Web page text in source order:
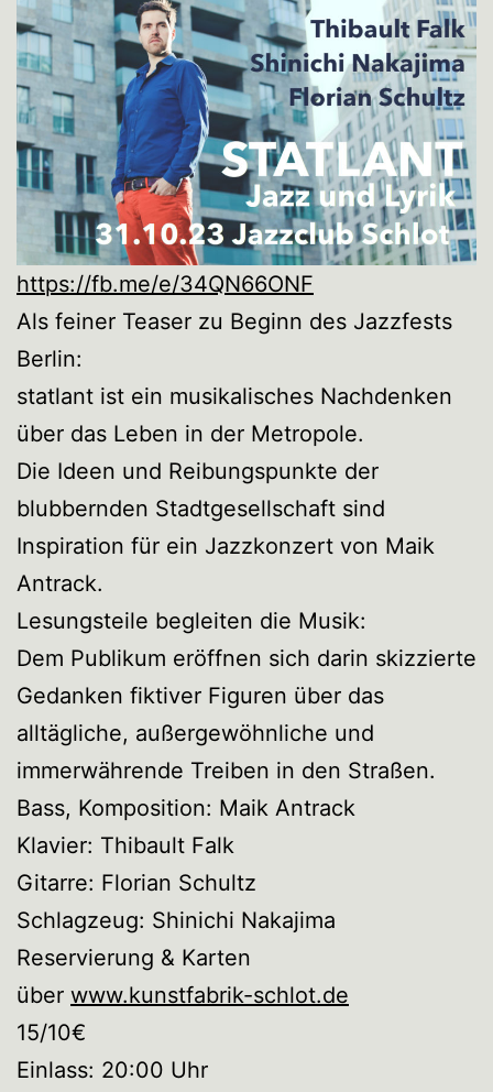
https://fb.me/e/34QN66ONF
Als feiner Teaser zu Beginn des Jazzfests
Berlin:
statlant ist ein musikalisches Nachdenken
über das Leben in der Metropole.
Die Ideen und Reibungspunkte der
blubbernden Stadtgesellschaft sind
Inspiration für ein Jazzkonzert von Maik
Antrack.
Lesungsteile begleiten die Musik:
Dem Publikum eröffnen sich darin skizzierte
Gedanken fiktiver Figuren über das
alltägliche, außergewöhnliche und
immerwährende Treiben in den Straßen.
Bass, Komposition: Maik Antrack
Klavier: Thibault Falk
Gitarre: Florian Schultz
Schlagzeug: Shinichi Nakajima
Reservierung & Karten
über www.kunstfabrik-schlot.de
15/10€
Einlass: 20:00 Uhr